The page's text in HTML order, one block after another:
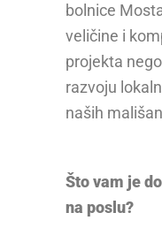
bolnice
veličine i
projekta
razvoju
naših
Što vam je
na poslu?